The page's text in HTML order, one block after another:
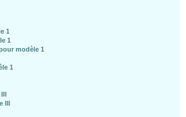
1
1
modèle 1
1
III